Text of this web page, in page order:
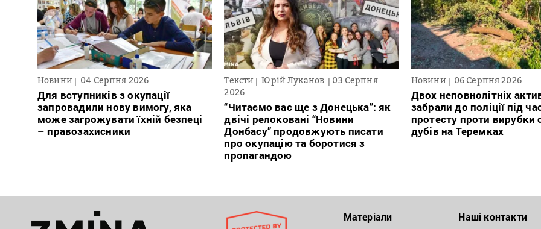
Новини 04 Серпня 2026
Для вступників з окупації
запровадили нову вимогу, яка
може загрожувати їхній безпеці
– правозахисники
Тексти Юрій Луканов
03 Серпня
2026
“Читаємо вас ще з Донецька”: як
двічі релоковані “Новини
Донбасу” продовжують писати
про окупацію та боротися з
пропагандою
Новини 06 Серпня 2026
Двох неповнолітніх
забрали до поліції під
протесту проти вирубки
дубів на Теремках
Матеріали Наші контакти